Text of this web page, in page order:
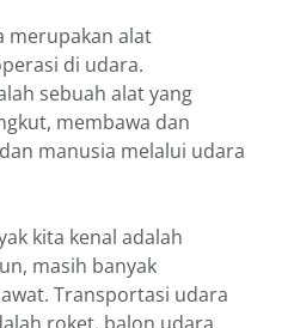
merupakan alat
di udara.
sebuah alat yang
membawa dan
manusia melalui udara
kita kenal adalah
masih banyak
Transportasi udara